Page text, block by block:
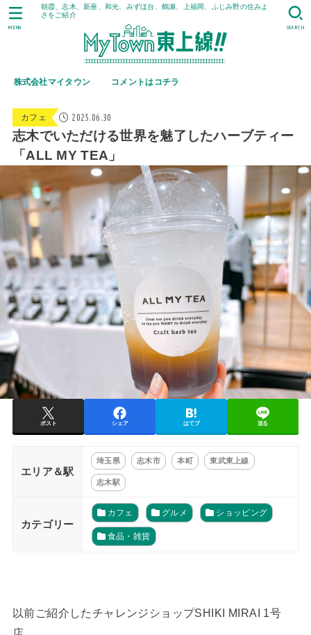
朝霞、志木、新座、和光、みずほ台、鶴瀬、上福岡、ふじみ野の住みよ
さをご紹介
株式会社マイタウン コメントはコチラ
SEARCH
MENU
カフェ 2025.06.30
志木でいただける世界を魅了したハーブティー
「ALL MY TEA」
ポスト シェア はてブ 送る
エリア＆駅
埼玉県 志木市 本町 東武東上線
志木駅
カテゴリー
カフェ グルメ ショッピング
食品・雑貨
以前ご紹介したチャレンジショップSHIKI MIRAI 1号